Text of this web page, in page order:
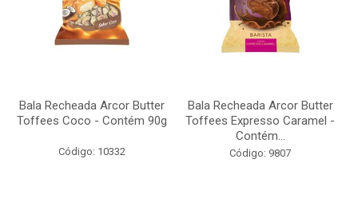
Bala Recheada Arcor Butter
Toffees Coco - Contém 90g
Código: 10332
Bala Recheada Arcor Butter
Toffees Expresso Caramel -
Contém...
Código: 9807